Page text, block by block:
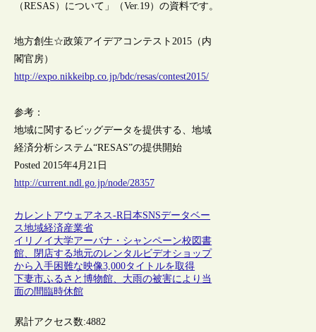
（RESAS）について」（Ver.19）の資料です。
地方創生☆政策アイデアコンテスト2015（内
閣官房）
http://expo.nikkeibp.co.jp/bdc/resas/contest2015/
参考：
地域に関するビッグデータを提供する、地域
経済分析システム“RESAS”の提供開始
Posted 2015年4月21日
http://current.ndl.go.jp/node/28357
カレントアウェアネス-R 日本SNSデータベー
ス地域経済産業省
イリノイ大学アーバナ・シャンペーン校図書
館、閉店する地元のレンタルビデオショップ
から入手困難な映像3,000タイトルを取得
下妻市ふるさと博物館、大雨の被害により当
面の間臨時休館
累計アクセス数:4882